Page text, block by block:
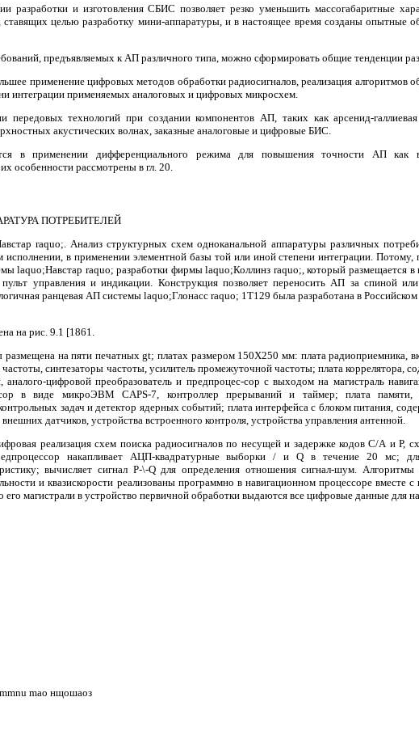
разработки и изготовления СБИС позволяет резко уменьшить массогабаритные
ставящих целью разработку мини-аппаратуры, и в настоящее время созданы опытные
предъявляемых к АП различного типа, можно сформировать общие тенденции
применение цифровых методов обработки радиосигналов, реализация
интеграции применяемых аналоговых и цифровых микросхем.
передовых технологий при создании компонентов АП, таких как арсенид-
акустических волнах, заказные аналоговые и цифровые БИС.
в применении дифференциального режима для повышения точности АП как
особенности рассмотрены в гл. 20.
ПОТРЕБИТЕЛЕЙ
raquo;. Анализ структурных схем одноканальной аппаратуры различных
исполнении, в применении элементной базы той или иной степени интеграции.
laquo;Навстар raquo; разработки фирмы laquo;Коллинз raquo;, который размещается
управления и индикации. Конструкция позволяет переносить АП за спиной
ранцевая АП системы laquo;Глонасс raquo; 1Т129 была разработана в
на рис. 9.1 [1861.
размещена на пяти печатных gt; платах размером 150X250 мм: плата
частоты, синтезаторы частоты, усилитель промежуточной частоты; плата коррелятора,
цифровой преобразователь и предпроцес-сор с выходом на магистраль
в виде микроЭВМ CAPS-7, контроллер прерываний и таймер; плата
задач и детектор ядерных событий; плата интерфейса с блоком питания,
датчиков, устройства встроенного контроля, устройства управления антенной.
реализация схем поиска радиосигналов по несущей и задержке кодов С/А и Р,
накапливает АЦП-квадратурные выборки / и Q в течение 20 мс;
вычисляет сигнал P-\-Q для определения отношения сигнал-шум.
и квазискорости реализованы программно в навигационном процессоре
его магистрали в устройство первичной обработки выдаются все цифровые данные для
mao нщошаоз